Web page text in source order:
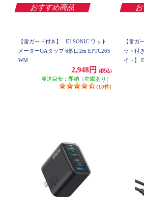
おすすめ商品
【雷ガード付き】
ELSONIC ワット
メーターOAタップ 6個口2m EPTC26S
WM
2,948円 (税込)
発送目安：即納（在庫あり）
(10件)
【雷ガ
ット付
イト】